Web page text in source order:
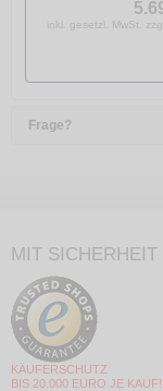
88916200
inkl. gesetzl. MwSt.
Frage?
MIT SICHERHEIT
KÄUFERSCHUTZ
BIS 20.000 EURO JE KAUF!